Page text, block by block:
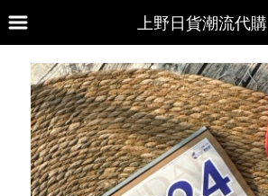
上野日貨潮流代購